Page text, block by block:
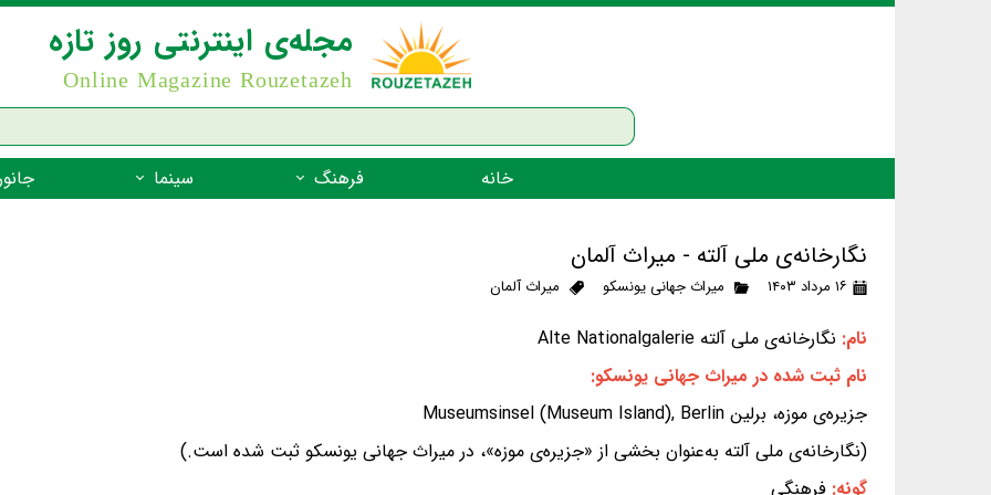
مجله‌ی اینترنتی روز تازه
Online Magazine Rouzetazeh
خانه فرهنگ
گفتاورد
سینما
نگارخانه‌ی ملی آلته - میراث آلمان
۱۶ مرداد ۱۴۰۳ میراث جهانی یونسکو میراث آلمان
نام: نگارخانه‌ی ملی آلته Alte Nationalgalerie
نام ثبت شده در میراث جهانی یونسکو:
جزیره‌ی موزه، برلین Museumsinsel (Museum Island), Berlin
(نگارخانه‌ی ملی آلته به‌عنوان بخشی از «جزیره‌ی موزه»، در میراث جهانی یونسکو ثبت شده است.)
گونه: فرهنگی